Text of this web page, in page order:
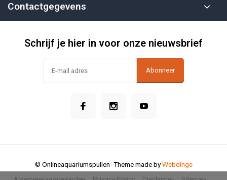
Contactgegevens
Schrijf je hier in voor onze nieuwsbrief
Abonneer
© Onlineaquariumspullen- Theme made byWebdinge